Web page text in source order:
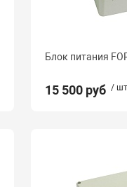
Блок питания
15 500 руб /